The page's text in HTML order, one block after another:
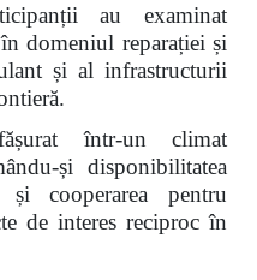
au examinat
domeniul reparației și
și al infrastructurii
într-un climat
și disponibilitatea
cooperarea pentru
de interes reciproc în